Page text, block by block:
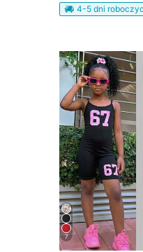
4-5 dni
7